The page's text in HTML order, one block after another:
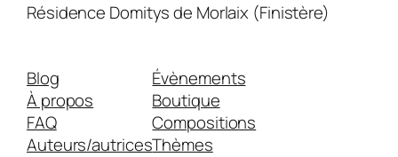
Résidence Domitys de Morlaix (Finistère)
Blog
À propos
FAQ
Auteurs/autrices
Évènements
Boutique
Compositions
Thèmes